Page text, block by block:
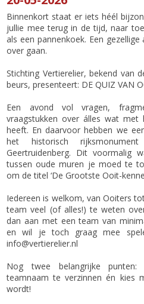
Binnenkort staat er iets héél
jullie mee terug in de tijd, naar
als een pannenkoek. Een
over gaan.
Stichting Vertierelier, bekend van
beurs, presenteert: DE QUIZ VAN
Een avond vol vragen,
vraagstukken over álles wat
heeft. En daarvoor hebben we
het historisch
Geertruidenberg. Dit voormalig
tussen oude muren je moed te
om de titel ‘De Grootste Ooit-
Iedereen is welkom, van Ooiters
team veel (of alles!) te weten
dan aan met een team van
en wil je toch graag mee
info@vertierelier.nl
Nog twee belangrijke
teamnaam te verzinnen én kies
wordt!